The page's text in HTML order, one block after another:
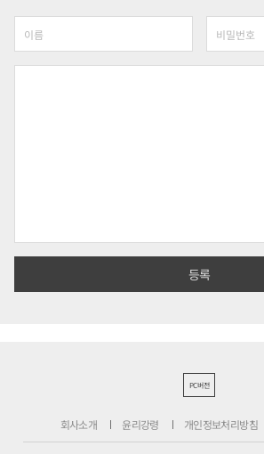
PC버전
회사소개 윤리강령 개인정보처리방침